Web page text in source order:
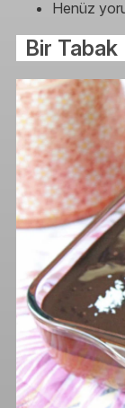
Henüz
Bir Tabak